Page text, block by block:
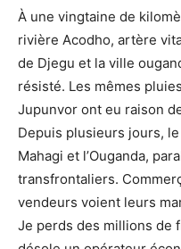
À une vingtaine de
rivière Acodho, artère
de Djegu et la ville
résisté. Les mêmes
Jupunvor ont eu raison
Depuis plusieurs jours,
Mahagi et l’Ouganda,
transfrontaliers.
vendeurs voient leurs
Je perds des millions de